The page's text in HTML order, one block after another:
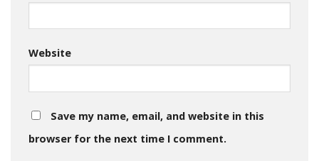
Website
Save my name, email, and website in this
browser for the next time I comment.